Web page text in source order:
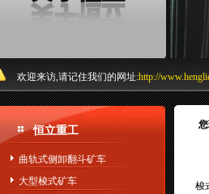
欢迎来访,请记住我们的网址:http://
恒立重工
曲轨式侧卸翻斗矿车
大型梭式矿车
梭